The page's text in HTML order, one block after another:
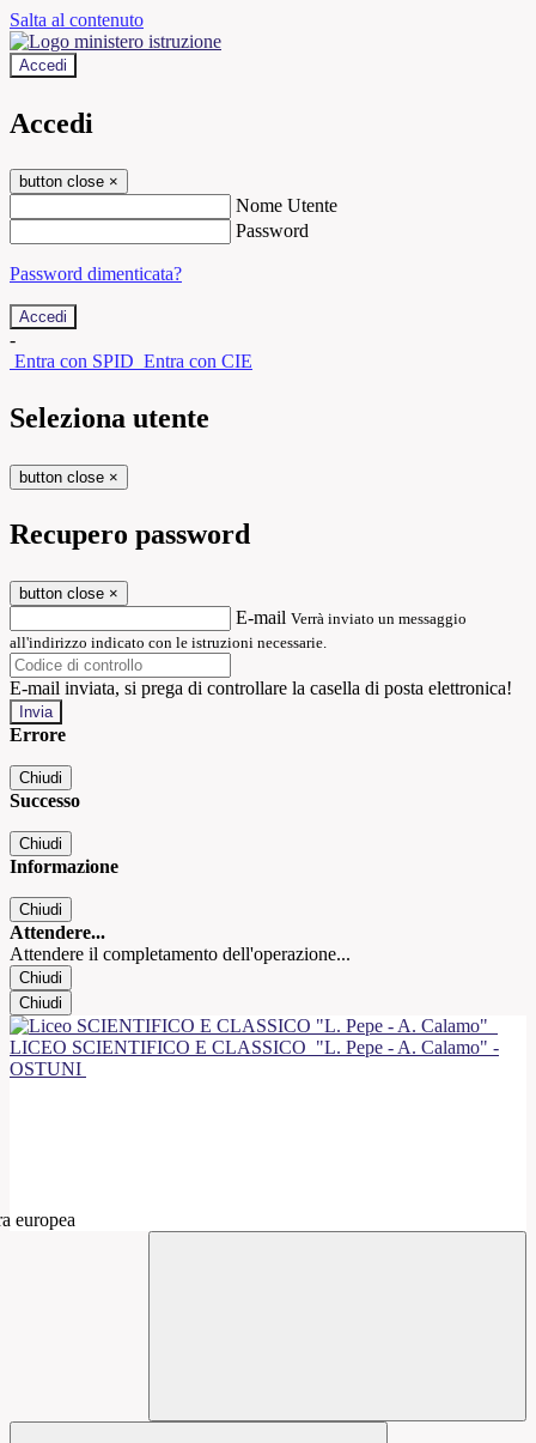
Salta al contenuto
Accedi
Accedi
button close ×
Nome Utente
Password
Password dimenticata?
-
Entra con SPID Entra con CIE
Seleziona utente
button close ×
Recupero password
button close ×
E-mail Verrà inviato un messaggio
all'indirizzo indicato con le istruzioni necessarie.
E-mail inviata, si prega di controllare la casella di posta elettronica!
Errore
Chiudi
Successo
Chiudi
Informazione
Chiudi
Attendere...
Attendere il completamento dell'operazione...
Chiudi
Chiudi
LICEO SCIENTIFICO E CLASSICO "L. Pepe - A. Calamo" -
OSTUNI